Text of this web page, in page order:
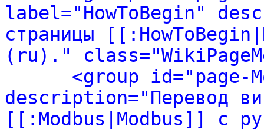
label="HowToBegin"
страницы
(ru)."
<group id="page-
description="Перевод
[[:Modbus|Modbus]] с